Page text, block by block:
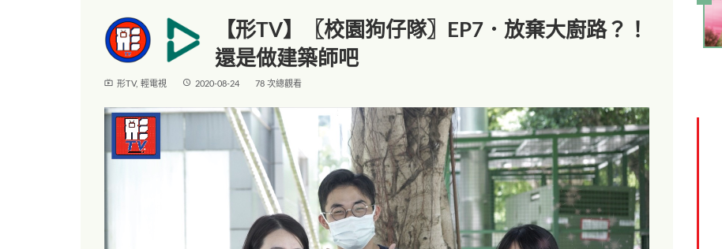
【形TV】〖校園狗仔隊〗EP7．放棄大廚路？！
還是做建築師吧
live_tv 形TV, 輕電視 access_time 2020-08-24 78 次總觀看